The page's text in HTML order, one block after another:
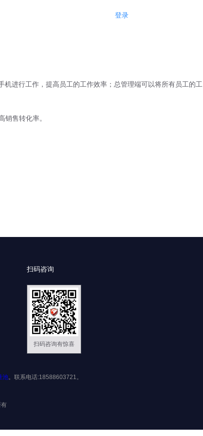
登录
进行工作，提高员工的工作效率；总管理端可以将所有员工的工
售转化率。
扫码咨询
扫码咨询有惊喜
池。联系电话:18588603721。